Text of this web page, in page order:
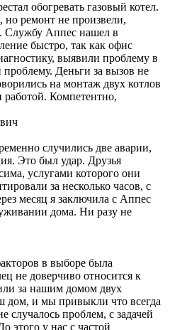
обогревать газовый котел.
но ремонт не произвели,
Службу Аппес нашел в
быстро, так как офис
выявили проблему в
Деньги за вызов не
на монтаж двух котлов
Компетентно,
случились две аварии,
Это был удар. Друзья
услугами которого они
за несколько часов, с
месяц я заключила с Аппес
дома. Ни разу не
в выборе была
не доверчиво относится к
за нашим домом двух
и мы привыкли что всегда
проблем, с задачей
этого у нас с частой